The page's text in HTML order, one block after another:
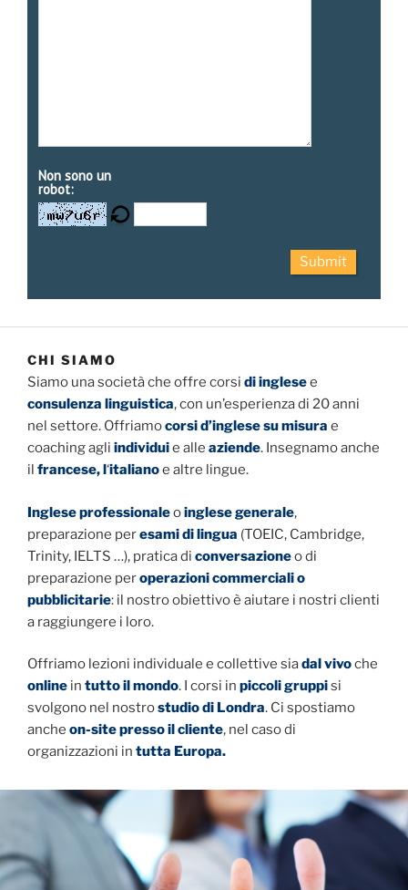
Non sono un
robot:
Submit
CHI SIAMO
Siamo una società che offre corsi di inglesee
consulenza linguistica, con un’esperienza di 20 anni
nel settore. Offriamocorsi d’inglese su misura e
coaching agli individuie alle aziende. Insegnamo anche
il francese, l ‘italianoe altre lingue.
Inglese professionaleoinglese generale,
preparazione peresami di lingua (TOEIC, Cambridge,
Trinity, IELTS …), pratica di conversazioneo di
preparazione peroperazioni commerciali o
pubblicitarie: il nostro obiettivo è aiutare i nostri clienti
a raggiungere i loro.
Offriamo lezioni individuale e collettive siadal vivoche
online in tutto il mondo. I corsi in piccoli gruppisi
svolgono nel nostrostudio di Londra. Ci spostiamo
anche on-site presso il cliente, nel caso di
organizzazioni in tutta Europa.